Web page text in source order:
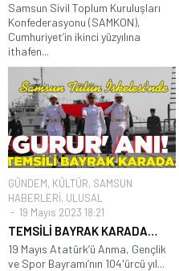
Samsun Sivil Toplum Kuruluşları
Konfederasyonu (SAMKON),
Cumhuriyet’in ikinci yüzyılına
ithafen...
GÜNDEM, KÜLTÜR, SAMSUN
HABERLERİ, ULUSAL
19 Mayıs 2023 18:21
TEMSİLİ BAYRAK KARADA…
19 Mayıs Atatürk’ü Anma, Gençlik
ve Spor Bayramı’nın 104'ürcü yıl...